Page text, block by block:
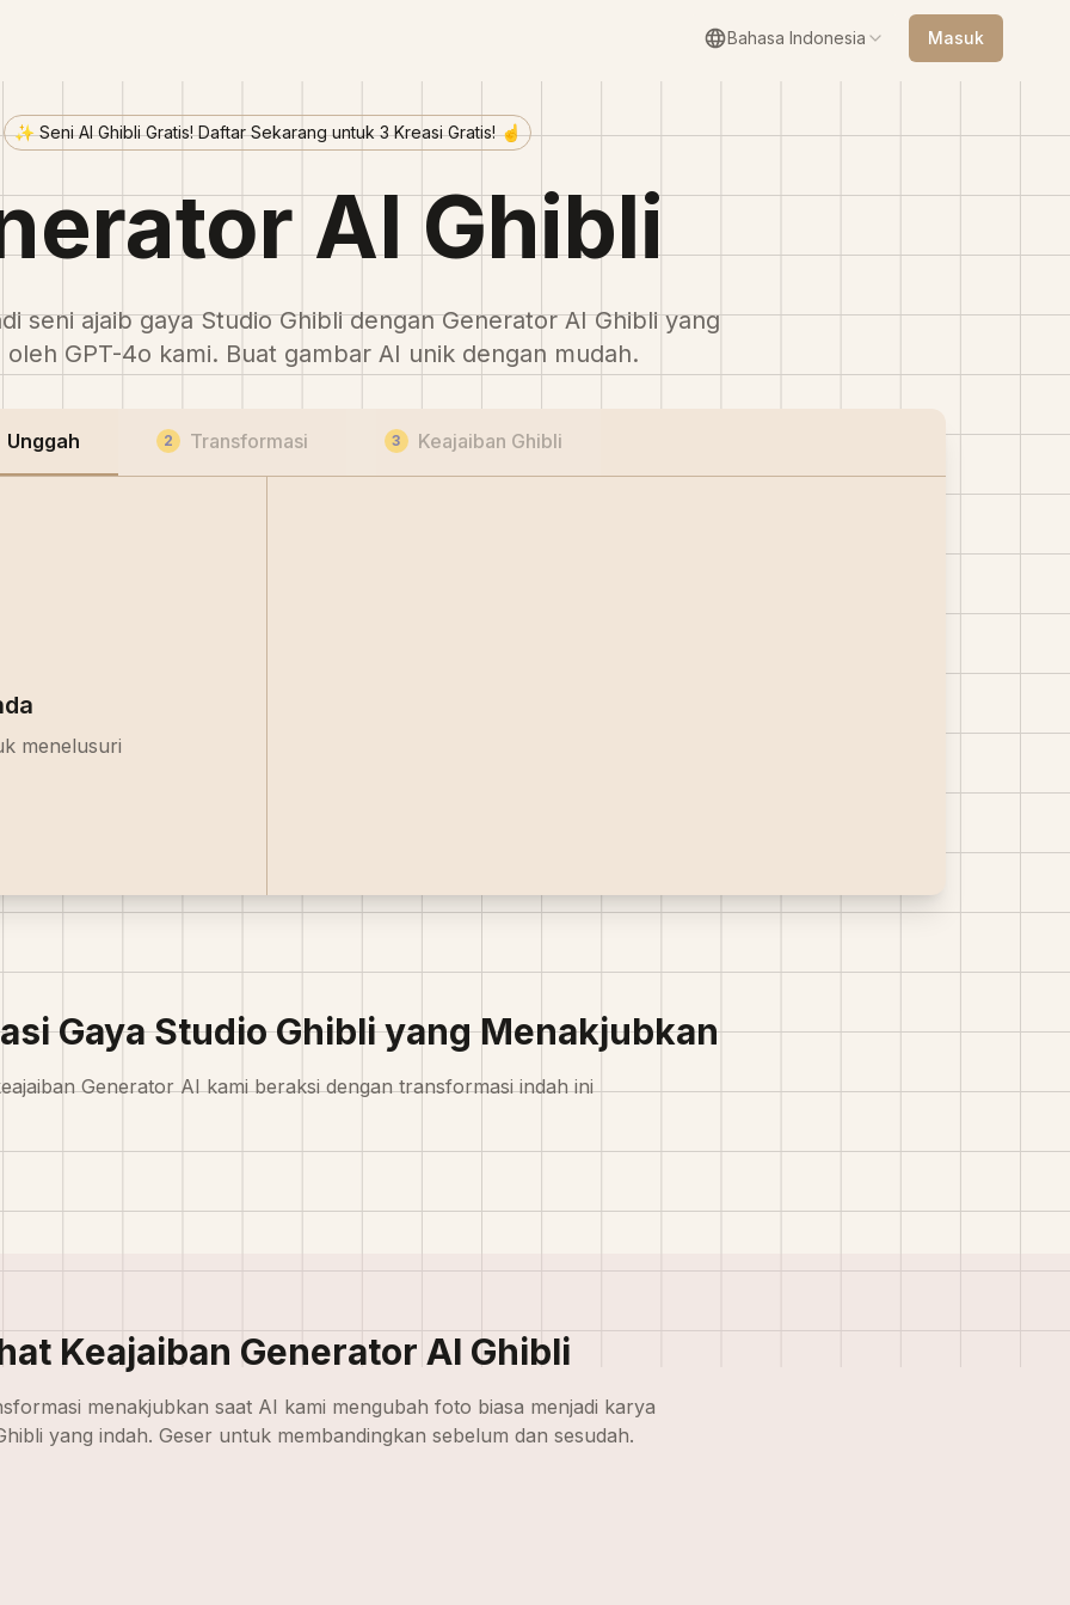
Bahasa Indonesia Masuk
✨ Seni AI Ghibli Gratis! Daftar Sekarang untuk 3 Kreasi Gratis! ☝️
AI Ghibli
seni ajaib gaya Studio Ghibli dengan Generator AI Ghibli yang
GPT-4o kami. Buat gambar AI unik dengan mudah.
Unggah 2 Transformasi 3 Keajaiban Ghibli
menelusuri
Gaya Studio Ghibli yang Menakjubkan
Generator AI kami beraksi dengan transformasi indah ini
Keajaiban Generator AI Ghibli
menakjubkan saat AI kami mengubah foto biasa menjadi karya
yang indah. Geser untuk membandingkan sebelum dan sesudah.